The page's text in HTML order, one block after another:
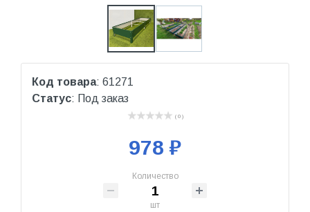
Код товара: 61271
Статус: Под заказ
( 0 )
978 ₽
Количество
шт